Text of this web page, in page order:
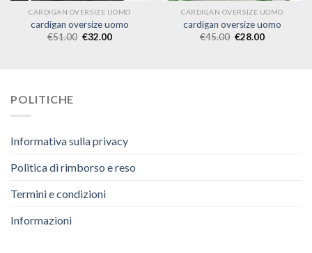
CARDIGAN OVERSIZE UOMO
cardigan oversize uomo
€51.00 €32.00
CARDIGAN OVERSIZE UOMO
cardigan oversize uomo
€45.00 €28.00
POLITICHE
Informativa sulla privacy
Politica di rimborso e reso
Termini e condizioni
Informazioni